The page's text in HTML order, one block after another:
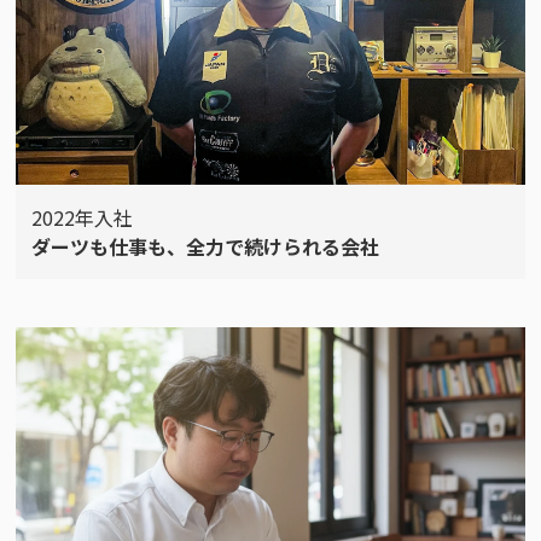
2022年入社
ダーツも仕事も、全力で続けられる会社